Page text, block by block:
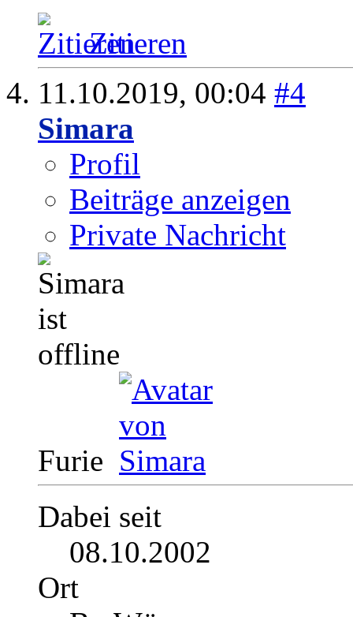
Zitieren
11.10.2019, 00:04 #4
Simara
Profil
Beiträge anzeigen
Private Nachricht
Furie
Dabei seit
08.10.2002
Ort